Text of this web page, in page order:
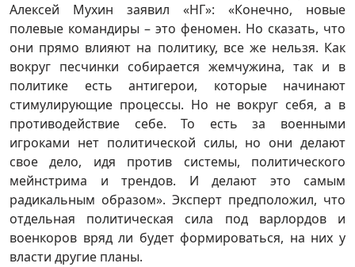
Алексей Мухин заявил «НГ»: «Конечно, новые
полевые командиры – это феномен. Но сказать, что
они прямо влияют на политику, все же нельзя. Как
вокруг песчинки собирается жемчужина, так и в
политике есть антигерои, которые начинают
стимулирующие процессы. Но не вокруг себя, а в
противодействие себе. То есть за военными
игроками нет политической силы, но они делают
свое дело, идя против системы, политического
мейнстрима и трендов. И делают это самым
радикальным образом». Эксперт предположил, что
отдельная политическая сила под варлордов и
военкоров вряд ли будет формироваться, на них у
власти другие планы.